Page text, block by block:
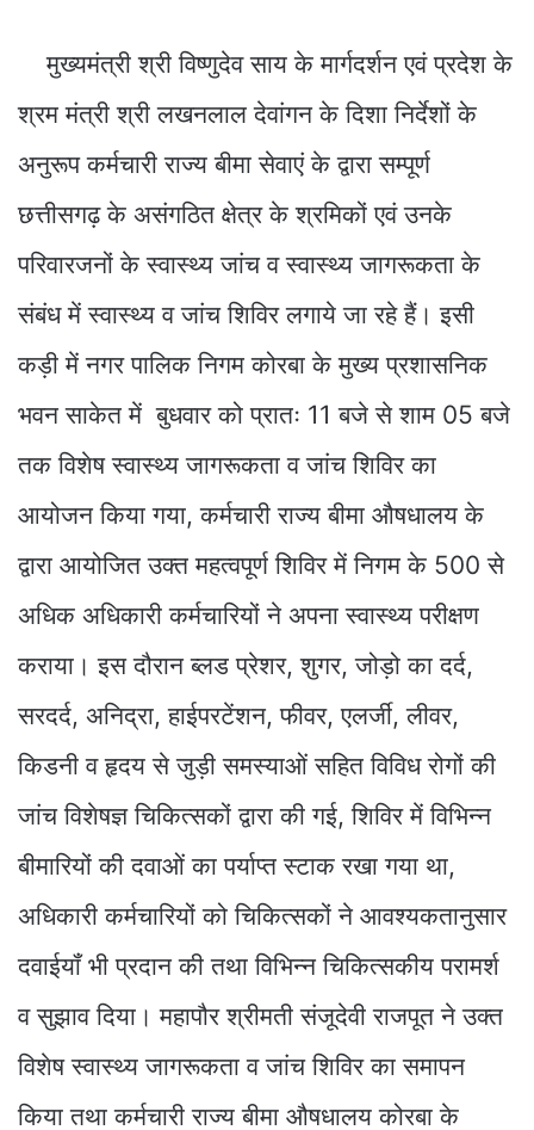
मुख्यमंत्री श्री विष्णुदेव साय के मार्गदर्शन एवं प्रदेश के
श्रम मंत्री श्री लखनलाल देवांगन के दिशा निर्देशों के
अनुरूप कर्मचारी राज्य बीमा सेवाएं के द्वारा सम्पूर्ण
छत्तीसगढ़ के असंगठित क्षेत्र के श्रमिकों एवं उनके
परिवारजनों के स्वास्थ्य जांच व स्वास्थ्य जागरूकता के
संबंध में स्वास्थ्य व जांच शिविर लगाये जा रहे हैं। इसी
कड़ी में नगर पालिक निगम कोरबा के मुख्य प्रशासनिक
भवन साकेत में बुधवार को प्रातः 11 बजे से शाम 05 बजे
तक विशेष स्वास्थ्य जागरूकता व जांच शिविर का
आयोजन किया गया, कर्मचारी राज्य बीमा औषधालय के
द्वारा आयोजित उक्त महत्वपूर्ण शिविर में निगम के 500 से
अधिक अधिकारी कर्मचारियों ने अपना स्वास्थ्य परीक्षण
कराया। इस दौरान ब्लड प्रेशर, शुगर, जोड़ो का दर्द,
सरदर्द, अनिद्रा, हाईपरटेंशन, फीवर, एलर्जी, लीवर,
किडनी व हृदय से जुड़ी समस्याओं सहित विविध रोगों की
जांच विशेषज्ञ चिकित्सकों द्वारा की गई, शिविर में विभिन्न
बीमारियों की दवाओं का पर्याप्त स्टाक रखा गया था,
अधिकारी कर्मचारियों को चिकित्सकों ने आवश्यकतानुसार
दवाईयॉं भी प्रदान की तथा विभिन्न चिकित्सकीय परामर्श
व सुझाव दिया। महापौर श्रीमती संजूदेवी राजपूत ने उक्त
विशेष स्वास्थ्य जागरूकता व जांच शिविर का समापन
किया तथा कर्मचारी राज्य बीमा औषधालय कोरबा के